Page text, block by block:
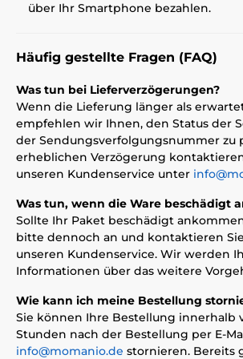
über Ihr Smartphone bezahlen.
Häufig gestellte Fragen (FAQ)
Was tun bei Lieferverzögerungen?
Wenn die Lieferung länger als
empfehlen wir Ihnen, den Status der
der Sendungsverfolgungsnummer zu
erheblichen Verzögerung
unseren Kundenservice unter
Was tun, wenn die Ware beschädigt
Sollte Ihr Paket beschädigt
bitte dennoch an und kontaktieren
unseren Kundenservice. Wir werden
Informationen über das weitere
Wie kann ich meine Bestellung
Sie können Ihre Bestellung innerhalb
Stunden nach der Bestellung per E-
info@momanio.de stornieren. Bereits